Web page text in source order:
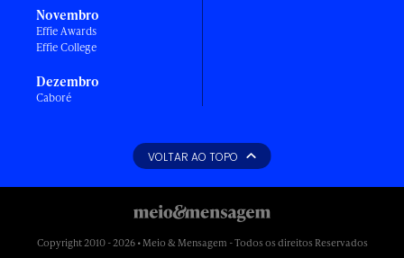
Novembro
Effie Awards
Effie College
Dezembro
Caboré
VOLTAR AO TOPO
Copyright 2010 - 2026 • Meio & Mensagem - Todos os direitos Reservados